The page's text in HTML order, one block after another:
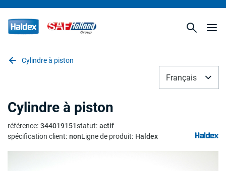
Cylindre à piston
Français
Cylindre à piston
référence: 344019151statut: actif
spécification client: nonLigne de produit: Haldex